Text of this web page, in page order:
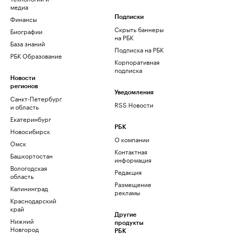
медиа
Финансы
Биографии
База знаний
РБК Образование
Новости
регионов
Санкт-Петербург
и область
Екатеринбург
Новосибирск
Омск
Башкортостан
Вологодская
область
Калининград
Краснодарский
край
Нижний
Новгород
Подписки
Скрыть баннеры
на РБК
Подписка на РБК
Корпоративная
подписка
Уведомления
RSS Новости
РБК
О компании
Контактная
информация
Редакция
Размещение
рекламы
Другие
продукты
РБК